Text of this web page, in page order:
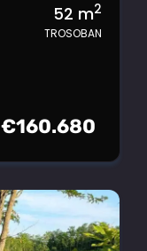
52 m2
TROSOBAN
€160.680